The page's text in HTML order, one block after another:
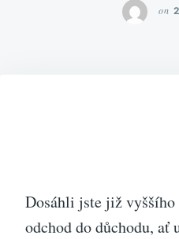
on
Dosáhli jste již vyššího
odchod do důchodu, ať